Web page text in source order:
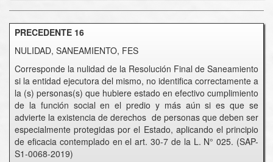
PRECEDENTE 16
NULIDAD, SANEAMIENTO, FES
Corresponde la nulidad de la Resolución Final de Saneamiento
si la entidad ejecutora del mismo, no identifica correctamente a
la (s) personas(s) que hubiere estado en efectivo cumplimiento
de la función social en el predio y más aún si es que se
advierte la existencia de derechos de personas que deben ser
especialmente protegidas por el Estado, aplicando el principio
de eficacia contemplado en el art. 30-7 de la L. N° 025. (SAP-
S1-0068-2019)